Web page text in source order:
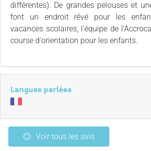
différentes). De grandes pelouses et
font un endroit rêvé pour les
vacances scolaires, l'équipe de
course d'orientation pour les enfants.
Langues parlées
Voir tous les avis